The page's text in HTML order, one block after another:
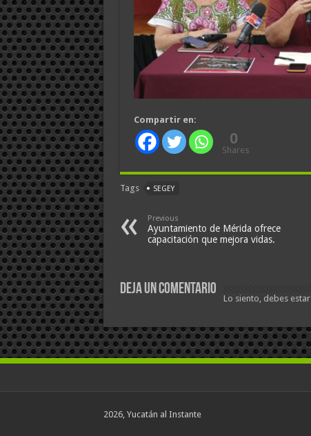
Compartir en:
0
Shares
Tags SEGEY
Previous
Ayuntamiento de Mérida ofrece
capacitación que mejora vidas.
Deja un comentario
Lo siento, debes estar
2026, Yucatán al Instante